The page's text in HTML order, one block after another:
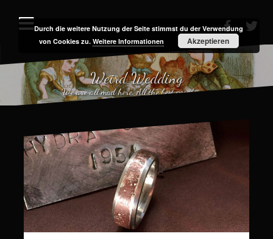
Inhalt
springen
facebook
Weird Wedding
We are all mad here. All the best people are.
Durch die weitere Nutzung der Seite stimmst du der Verwendung
von Cookies zu. Weitere Informationen Akzeptieren